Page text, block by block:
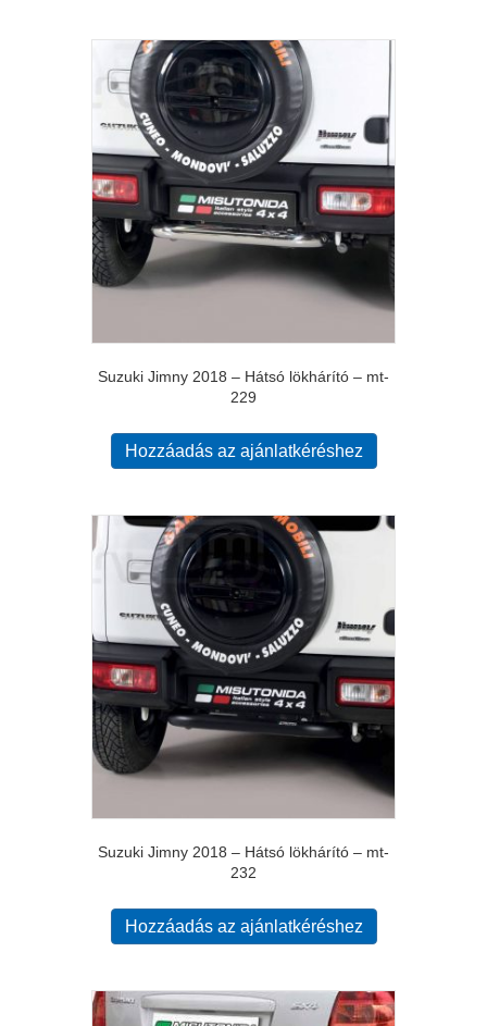
Suzuki Jimny 2018 – Hátsó lökhárító – mt-
229
Hozzáadás az ajánlatkéréshez
Suzuki Jimny 2018 – Hátsó lökhárító – mt-
232
Hozzáadás az ajánlatkéréshez